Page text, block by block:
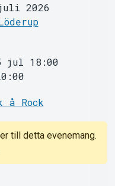
2026
jul 18:00
å Rock
till detta evenemang.